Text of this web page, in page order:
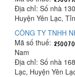
Địa chỉ: Số nhà
Huyện Yên Lạc,
CÔNG TY TNHH
Mã số thuế:
Nam
Địa chỉ: Số nhà
Lạc, Huyện Yên